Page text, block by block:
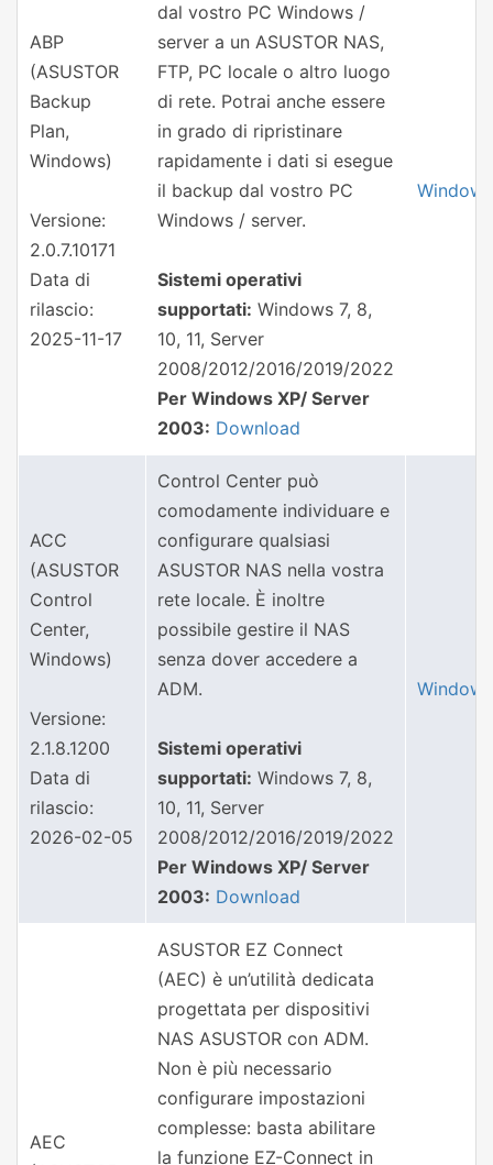
ABP
(ASUSTOR
Backup
Plan,
Windows)
Versione:
2.0.7.10171
Data di
rilascio:
2025-11-17
dal vostro PC Windows /
server a un ASUSTOR NAS,
FTP, PC locale o altro luogo
di rete. Potrai anche essere
in grado di ripristinare
rapidamente i dati si esegue
il backup dal vostro PC
Windows / server.
Sistemi operativi
supportati: Windows 7, 8,
10, 11, Server
2008/2012/2016/2019/2022
Per Windows XP/ Server
2003: Download
Windows
ACC
(ASUSTOR
Control
Center,
Windows)
Versione:
2.1.8.1200
Data di
rilascio:
2026-02-05
Control Center può
comodamente individuare e
configurare qualsiasi
ASUSTOR NAS nella vostra
rete locale. È inoltre
possibile gestire il NAS
senza dover accedere a
ADM.
Sistemi operativi
supportati: Windows 7, 8,
10, 11, Server
2008/2012/2016/2019/2022
Per Windows XP/ Server
2003: Download
Windows
AEC
ASUSTOR EZ Connect
(AEC) è un’utilità dedicata
progettata per dispositivi
NAS ASUSTOR con ADM.
Non è più necessario
configurare impostazioni
complesse: basta abilitare
la funzione EZ-Connect in